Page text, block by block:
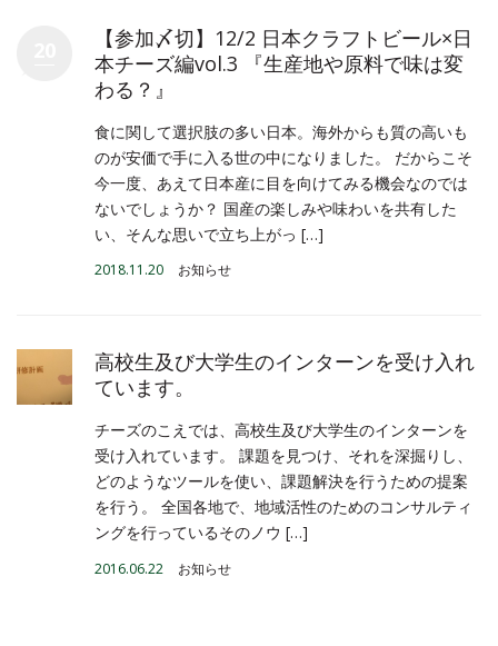
【参加〆切】12/2 日本クラフトビール×日
本チーズ編vol.3 『生産地や原料で味は変
わる？』
食に関して選択肢の多い日本。海外からも質の高いも
のが安価で手に入る世の中になりました。 だからこそ
今一度、あえて日本産に目を向けてみる機会なのでは
ないでしょうか？ 国産の楽しみや味わいを共有した
い、そんな思いで立ち上がっ […]
2018.11.20 お知らせ
高校生及び大学生のインターンを受け入れ
ています。
チーズのこえでは、高校生及び大学生のインターンを
受け入れています。 課題を見つけ、それを深掘りし、
どのようなツールを使い、課題解決を行うための提案
を行う。 全国各地で、地域活性のためのコンサルティ
ングを行っているそのノウ […]
2016.06.22 お知らせ